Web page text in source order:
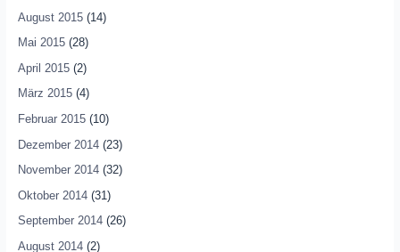
August 2015(14)
Mai 2015(28)
April 2015(2)
März 2015(4)
Februar 2015(10)
Dezember 2014(23)
November 2014(32)
Oktober 2014(31)
September 2014(26)
August 2014(2)